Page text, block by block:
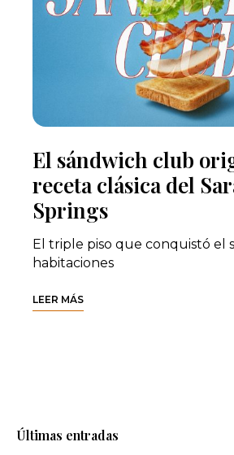
El sándwich club
receta clásica del
Springs
El triple piso que conquistó el
habitaciones
LEER MÁS
Últimas entradas